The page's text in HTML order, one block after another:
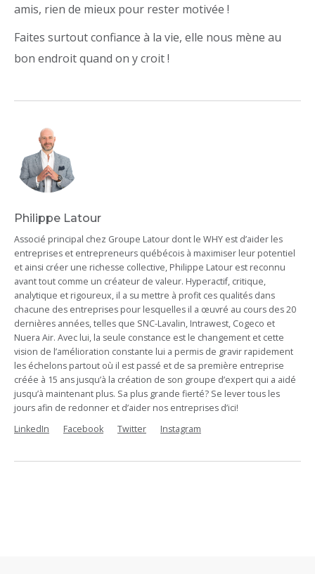
amis, rien de mieux pour rester motivée !
Faites surtout confiance à la vie, elle nous mène au
bon endroit quand on y croit !
Philippe Latour
Associé principal chez Groupe Latour dont le WHY est d’aider les
entreprises et entrepreneurs québécois à maximiser leur potentiel
et ainsi créer une richesse collective, Philippe Latour est reconnu
avant tout comme un créateur de valeur. Hyperactif, critique,
analytique et rigoureux, il a su mettre à profit ces qualités dans
chacune des entreprises pour lesquelles il a œuvré au cours des 20
dernières années, telles que SNC-Lavalin, Intrawest, Cogeco et
Nuera Air. Avec lui, la seule constance est le changement et cette
vision de l’amélioration constante lui a permis de gravir rapidement
les échelons partout où il est passé et de sa première entreprise
créée à 15 ans jusqu’à la création de son groupe d’expert qui a aidé
jusqu’à maintenant plus. Sa plus grande fierté? Se lever tous les
jours afin de redonner et d’aider nos entreprises d’ici!
LinkedIn
Facebook Twitter Instagram